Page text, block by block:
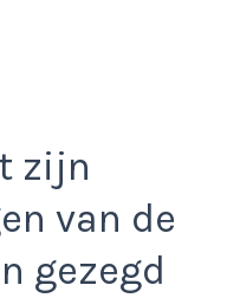
zijn
van de
gezegd